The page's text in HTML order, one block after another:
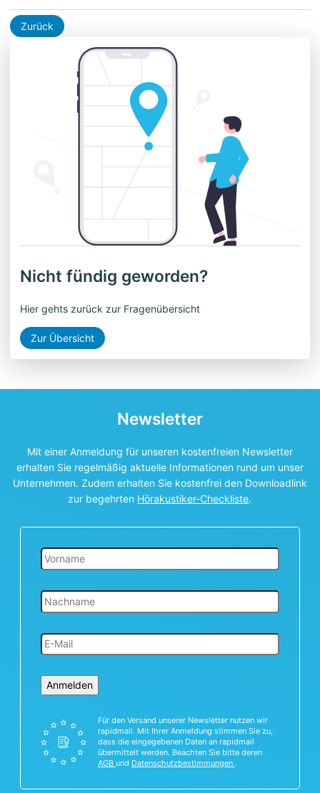
Zurück
Nicht fündig geworden?
Hier gehts zurück zur Fragenübersicht
Zur Übersicht
Newsletter
Mit einer Anmeldung für unseren kostenfreien Newsletter
erhalten Sie regelmäßig aktuelle Informationen rund um unser
Unternehmen. Zudem erhalten Sie kostenfrei den Downloadlink
zur begehrten Hörakustiker-Checkliste.
Anmelden
Für den Versand unserer Newsletter nutzen wir
rapidmail. Mit Ihrer Anmeldung stimmen Sie zu,
dass die eingegebenen Daten an rapidmail
übermittelt werden. Beachten Sie bitte deren
AGB und Datenschutzbestimmungen .